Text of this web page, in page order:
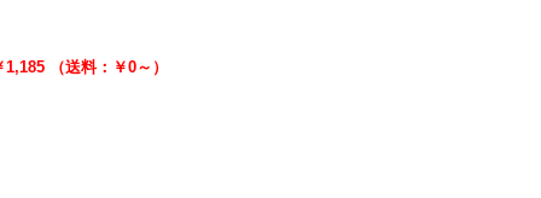
1,185 （送料：￥0～）